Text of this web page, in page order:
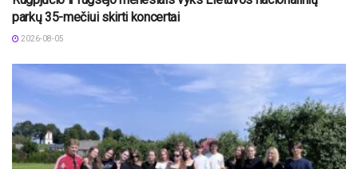
parkų 35-mečiui skirti koncertai
2026-08-05